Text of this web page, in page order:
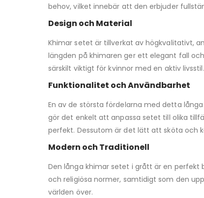
behov, vilket innebär att den erbjuder
Design och Material
Khimar setet är tillverkat av högkvalitativt,
längden på khimaren ger ett elegant fall
särskilt viktigt för kvinnor med en aktiv livsstil.
Funktionalitet och Användbarhet
En av de största fördelarna med detta
gör det enkelt att anpassa setet till olika
perfekt. Dessutom är det lätt att sköta och
Modern och Traditionell
Den långa khimar setet i grått är en perfekt
och religiösa normer, samtidigt som den
världen över.